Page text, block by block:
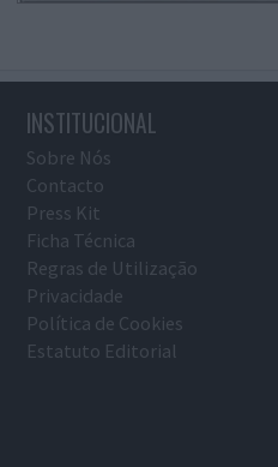
INSTITUCIONAL
Sobre Nós
Contacto
Press Kit
Ficha Técnica
Regras de Utilização
Privacidade
Política de Cookies
Estatuto Editorial